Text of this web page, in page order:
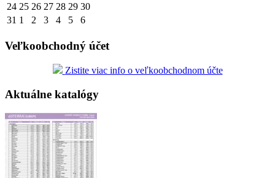
24 25 26 27 28 29 30
31 1 2 3 4 5 6
Veľkoobchodný účet
Zistite viac info o veľkoobchodnom účte
Aktuálne katalógy